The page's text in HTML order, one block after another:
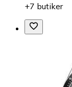
+7 butiker